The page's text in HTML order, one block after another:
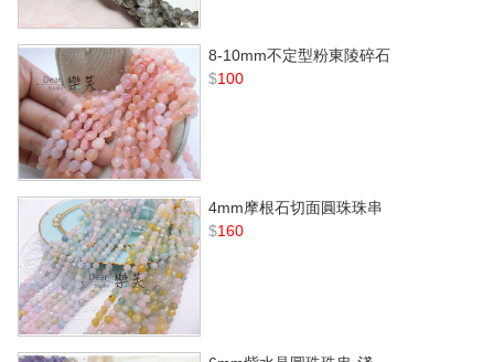
8-10mm不定型粉東陵碎石
$100
4mm摩根石切面圓珠珠串
$160